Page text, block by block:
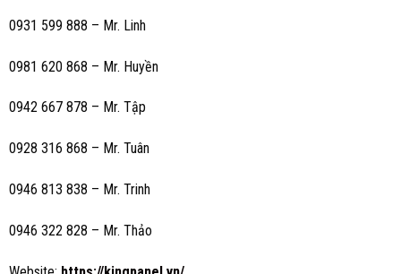
0931 599 888 – Mr. Linh
0981 620 868 – Mr. Huyền
0942 667 878 – Mr. Tập
0928 316 868 – Mr. Tuân
0946 813 838 – Mr. Trinh
0946 322 828 – Mr. Thảo